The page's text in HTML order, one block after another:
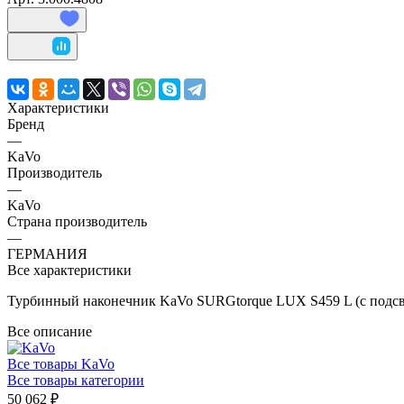
Характеристики
Бренд
—
KaVo
Производитель
—
KaVo
Страна производитель
—
ГЕРМАНИЯ
Все характеристики
Турбинный наконечник KaVo SURGtorque LUX S459 L (с
Все описание
Все товары KaVo
Все товары категории
50 062 ₽